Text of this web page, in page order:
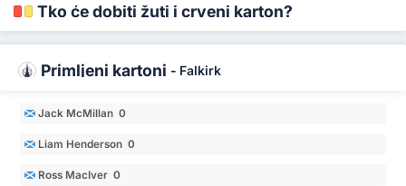
Tko će dobiti žuti i crveni karton?
Primljeni kartoni - Falkirk
Jack McMillan 0
Liam Henderson 0
Ross MacIver 0